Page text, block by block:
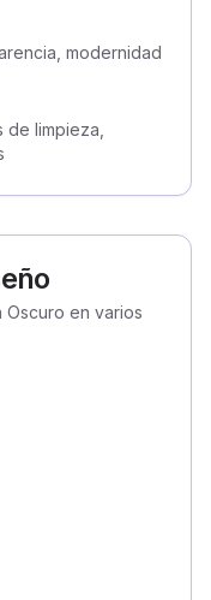
modernidad
limpieza,
Oscuro en varios